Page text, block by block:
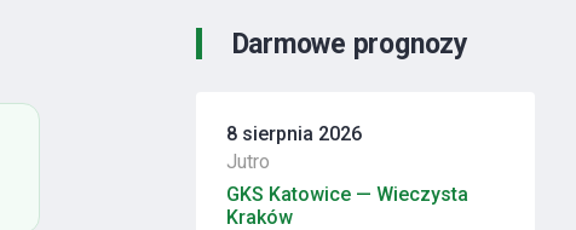
Darmowe prognozy
8 sierpnia 2026
Jutro
GKS Katowice — Wieczysta
Kraków